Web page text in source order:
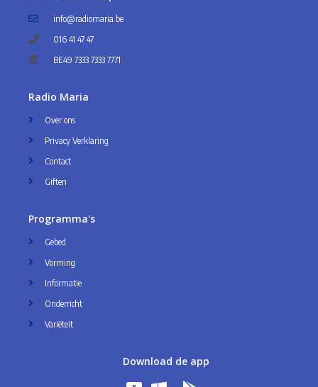
info@radiomaria.be
016 41 47 47
BE49 7333 7333 7771
Radio Maria
Over ons
Privacy Verklaring
Contact
Giften
Programma's
Gebed
Vorming
Informatie
Onderricht
Variëteit
Download de app